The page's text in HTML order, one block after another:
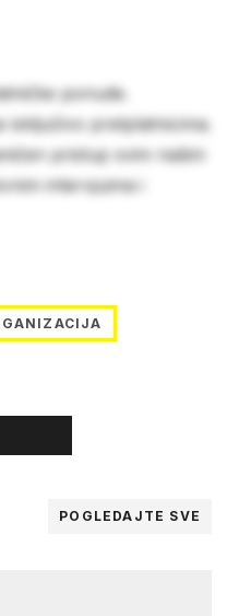
ponude.
isključivo pretplatnicima.
pristup svim našim
intervjuima i
POGLEDAJTE SVE